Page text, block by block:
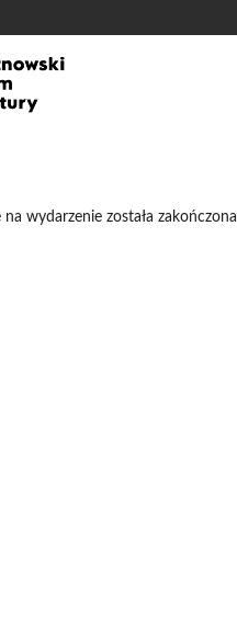
wydarzenie została zakończona